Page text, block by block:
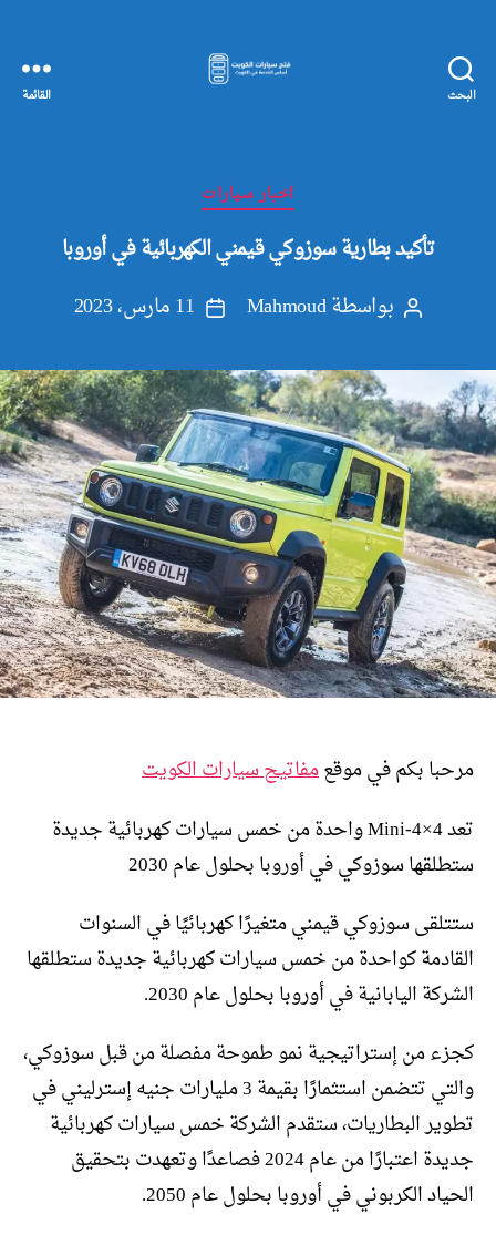
البحث
الكويت
القائمة
التصنيفات
اخبار سيارات
تأكيد بطارية سوزوكي قيمني الكهربائية في أوروبا
كاتببواسطةMahmoud
تاريخ
11 مارس، 2023
مرحبا بكم في موقعمفاتيح سيارات الكويت
تعد Mini-4×4 واحدة من خمس سيارات كهربائية جديدة
ستطلقها سوزوكي في أوروبا بحلول عام 2030
ستتلقى سوزوكي قيمني متغيرًا كهربائيًا في السنوات
القادمة كواحدة من خمس سيارات كهربائية جديدة ستطلقها
الشركة اليابانية في أوروبا بحلول عام 2030.
كجزء من إستراتيجية نمو طموحة مفصلة من قبل سوزوكي،
والتي تتضمن استثمارًا بقيمة 3 مليارات جنيه إسترليني في
تطوير البطاريات، ستقدم الشركة خمس سيارات كهربائية
جديدة اعتبارًا من عام 2024 فصاعدًا وتعهدت بتحقيق
الحياد الكربوني في أوروبا بحلول عام 2050.